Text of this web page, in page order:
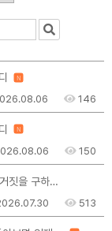
N
146
N
150
구하려는가
513